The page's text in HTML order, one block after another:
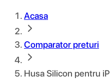
Acasa
Comparator preturi
Husa Silicon pentru